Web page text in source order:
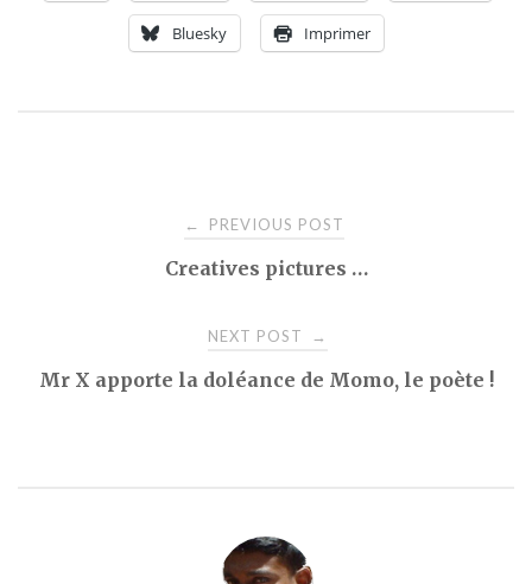
Bluesky Imprimer
navigation
← PREVIOUS POST
Creatives pictures …
NEXT POST →
Mr X apporte la doléance de Momo, le poète !